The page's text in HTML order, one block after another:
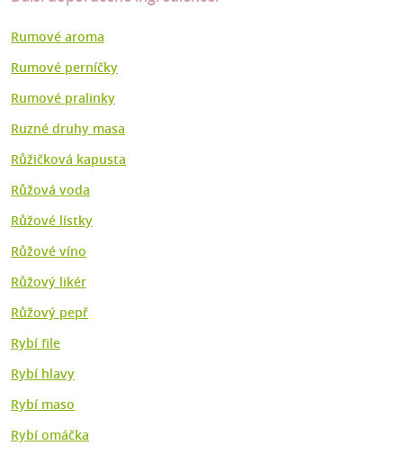
Rumové aroma
Rumové perníčky
Rumové pralinky
Ruzné druhy masa
Růžičková kapusta
Růžová voda
Růžové lístky
Růžové víno
Růžový likér
Růžový pepř
Rybí file
Rybí hlavy
Rybí maso
Rybí omáčka